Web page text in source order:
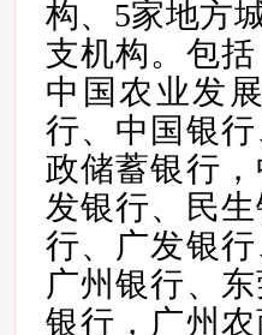
构、5家地方
支机构。包
中国农业发
行、中国银
政储蓄银行
发银行、民
行、广发银
广州银行、
银行，广州